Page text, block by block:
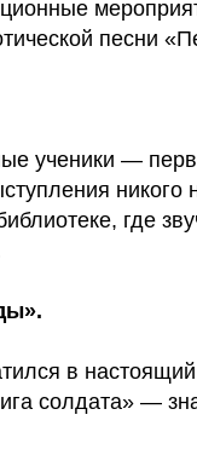
песни
ученики —
никого
где
в
солдата» —